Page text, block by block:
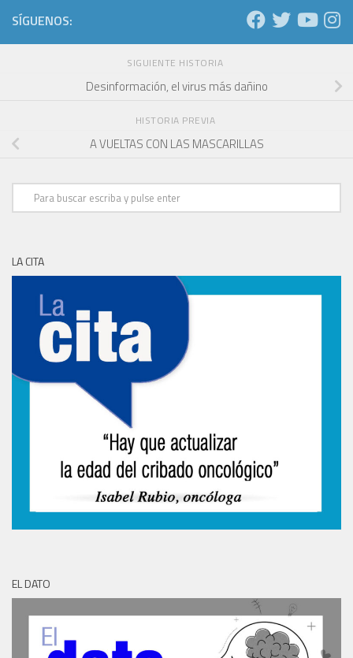
SÍGUENOS:
SIGUIENTE HISTORIA
Desinformación, el virus más dañino
HISTORIA PREVIA
A VUELTAS CON LAS MASCARILLAS
LA CITA
EL DATO